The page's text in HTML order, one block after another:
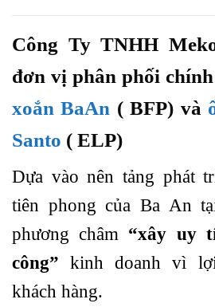
Công Ty TNHH
đơn vị phân phối
xoắn BaAn ( BFP) và
Santo ( ELP)
Dựa vào nên tảng phát
tiên phong của Ba An
phương châm “xây uy
công” kinh doanh vì
khách hàng.